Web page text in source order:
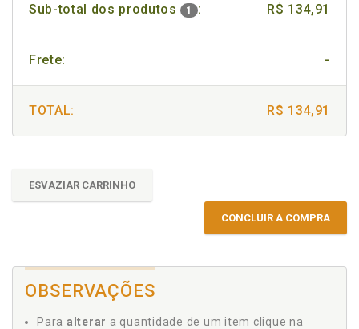
Sub-total dos produtos 1 : R$ 134,91
Frete: -
TOTAL: R$ 134,91
ESVAZIAR CARRINHO
CONCLUIR A COMPRA
OBSERVAÇÕES
Para alterar a quantidade de um item clique na